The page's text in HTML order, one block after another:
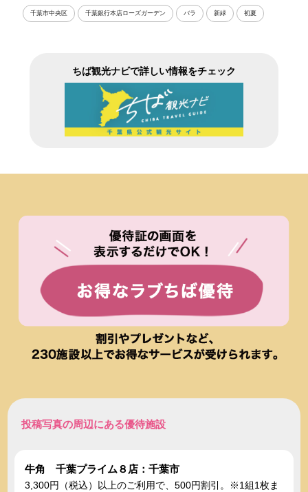
千葉市中央区 千葉銀行本店ローズガーデン バラ 新緑 初夏
ちば観光ナビで詳しい情報をチェック
投稿写真の周辺にある優待施設
牛角 千葉プライム８店：千葉市
3,300円（税込）以上のご利用で、500円割引。※1組1枚ま